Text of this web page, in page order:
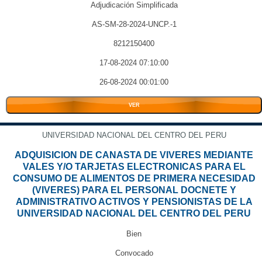
Adjudicación Simplificada
AS-SM-28-2024-UNCP.-1
8212150400
17-08-2024 07:10:00
26-08-2024 00:01:00
VER
UNIVERSIDAD NACIONAL DEL CENTRO DEL PERU
ADQUISICION DE CANASTA DE VIVERES MEDIANTE
VALES Y/O TARJETAS ELECTRONICAS PARA EL
CONSUMO DE ALIMENTOS DE PRIMERA NECESIDAD
(VIVERES) PARA EL PERSONAL DOCNETE Y
ADMINISTRATIVO ACTIVOS Y PENSIONISTAS DE LA
UNIVERSIDAD NACIONAL DEL CENTRO DEL PERU
Bien
Convocado